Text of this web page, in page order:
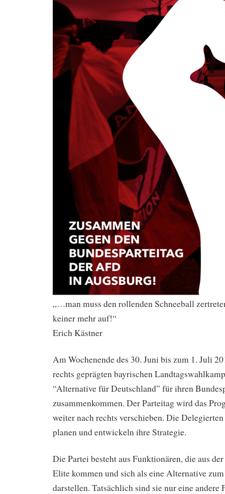
„…man muss den rollenden Schneeball
keiner mehr auf!“
Erich Kästner
Am Wochenende des 30. Juni bis zum 1. Juli
rechts geprägten bayrischen
“Alternative für Deutschland” für ihren
zusammenkommen. Der Parteitag wird das
weiter nach rechts verschieben. Die
planen und entwickeln ihre Strategie.
Die Partei besteht aus Funktionären, die aus
Elite kommen und sich als eine Alternative
darstellen. Tatsächlich sind sie nur eine